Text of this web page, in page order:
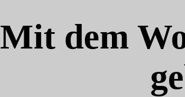
Mit dem